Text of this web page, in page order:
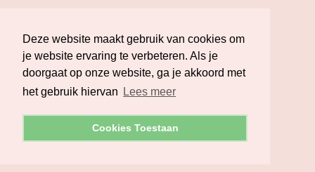
Deze website maakt gebruik van cookies om
je website ervaring te verbeteren. Als je
doorgaat op onze website, ga je akkoord met
het gebruik hiervan
Lees meer
Cookies Toestaan
Deze website maakt gebruik van cookies om
je website ervaring te verbeteren. Als je
doorgaat op onze website, ga je akkoord met
het gebruik hiervan
Lees meer
Cookies Toestaan
Nederland (EUR €)
Melman Lingerie.Powered by Shopify